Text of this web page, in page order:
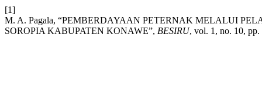
[1]
M. A. Pagala, “PEMBERDAYAAN PETERNAK MELALUI
SOROPIA KABUPATEN KONAWE”, BESIRU, vol. 1, no. 10,